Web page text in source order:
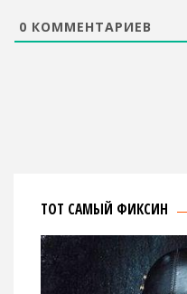
0 КОММЕНТАРИЕВ
ТОТ САМЫЙ ФИКСИН